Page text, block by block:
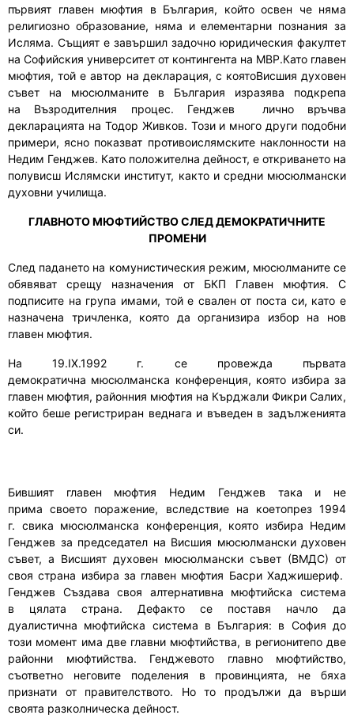
първият главен мюфтия в България, който освен че няма
религиозно образование, няма и елементарни познания за
Исляма. Същият е завършил задочно юридическия факултет
на Софийския университет от контингента на МВР.Като главен
мюфтия, той е автор на декларация, с коятоВисшия духовен
съвет на мюсюлманите в България изразява подкрепа
на Възродителния процес. Генджев лично връчва
декларацията на Тодор Живков. Този и много други подобни
примери, ясно показват противоислямските наклонности на
Недим Генджев. Като положителна дейност, е откриването на
полувисш Ислямски институт, както и средни мюсюлмански
духовни училища.
ГЛАВНОТО МЮФТИЙСТВОСЛЕД ДЕМОКРАТИЧНИТЕ
ПРОМЕНИ
След падането на комунистическия режим, мюсюлманите се
обявяват срещу назначения от БКП Главен мюфтия. С
подписите на група имами, той е свален от поста си, като е
назначена тричленка, която да организира избор на нов
главен мюфтия.
На 19.ІХ.1992 г. се провежда първата
демократична мюсюлманска конференция, която избира за
главен мюфтия, районния мюфтия на Кърджали Фикри Салих,
който беше регистриран веднага и въведен в задълженията
си.
Бившият главен мюфтия Недим Генджев така и не
прима своето поражение, вследствие на коетопрез 1994
г. свика мюсюлманска конференция, която избира Недим
Генджев за председател на Висшия мюсюлмански духовен
съвет, а Висшият духовен мюсюлмански съвет (ВМДС) от
своя страна избира за главен мюфтия Басри Хаджишериф.
Генджев Създава своя алтернативна мюфтийска система
в цялата страна. Дефакто се поставя начло да
дуалистична мюфтийска система в България: в София до
този момент има две главни мюфтийства, в регионитепо две
районни мюфтийства. Генджевото главно мюфтийство,
съответно неговите поделения в провинцията, не бяха
признати от правителството. Но то продължи да върши
своята разколническа дейност.